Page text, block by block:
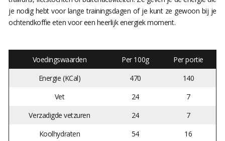
je nodig hebt voor lange trainingsdagen of je kunt ze gewoon bij je
ochtendkoffie eten voor een heerlijk energiek moment.
Voedingswaarden Per 100g
Per portie
Energie (KCal)
470
140
Vet
24
7
Verzadigde vetzuren
24
7
Koolhydraten
54
16